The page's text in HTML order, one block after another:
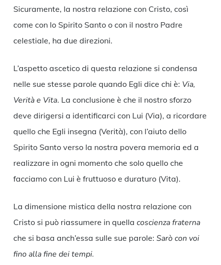
Sicuramente, la nostra relazione con Cristo, così
come con lo Spirito Santo o con il nostro Padre
celestiale, ha due direzioni.
L’aspetto ascetico di questa relazione si condensa
nelle sue stesse parole quando Egli dice chi è: Via,
Verità e Vita. La conclusione è che il nostro sforzo
deve dirigersi a identificarci con Lui (Via), a ricordare
quello che Egli insegna (Verità), con l’aiuto dello
Spirito Santo verso la nostra povera memoria ed a
realizzare in ogni momento che solo quello che
facciamo con Lui è fruttuoso e duraturo (Vita).
La dimensione mistica della nostra relazione con
Cristo si può riassumere in quella coscienza fraterna
che si basa anch’essa sulle sue parole: Sarò con voi
fino alla fine dei tempi.